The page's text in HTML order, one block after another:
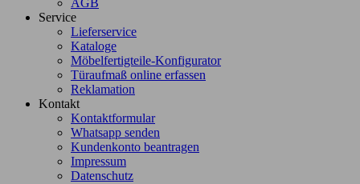
AGB
Service
Lieferservice
Kataloge
Möbelfertigteile-Konfigurator
Türaufmaß online erfassen
Reklamation
Kontakt
Kontaktformular
Whatsapp senden
Kundenkonto beantragen
Impressum
Datenschutz